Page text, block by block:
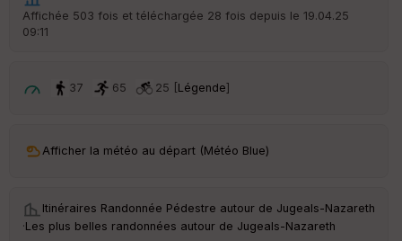
Affichée 503 fois et téléchargée 28 fois depuis le 19.04.25
09:11
37 65 25 [Légende]
Afficher la météo au départ (Météo Blue)
Itinéraires Randonnée Pédestre autour de Jugeals-Nazareth
·Les plus belles randonnées autour de Jugeals-Nazareth